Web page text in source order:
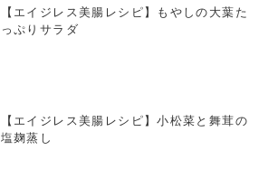
【エイジレス美腸レシピ】もやしの大葉た
っぷりサラダ
【エイジレス美腸レシピ】小松菜と舞茸の
塩麹蒸し